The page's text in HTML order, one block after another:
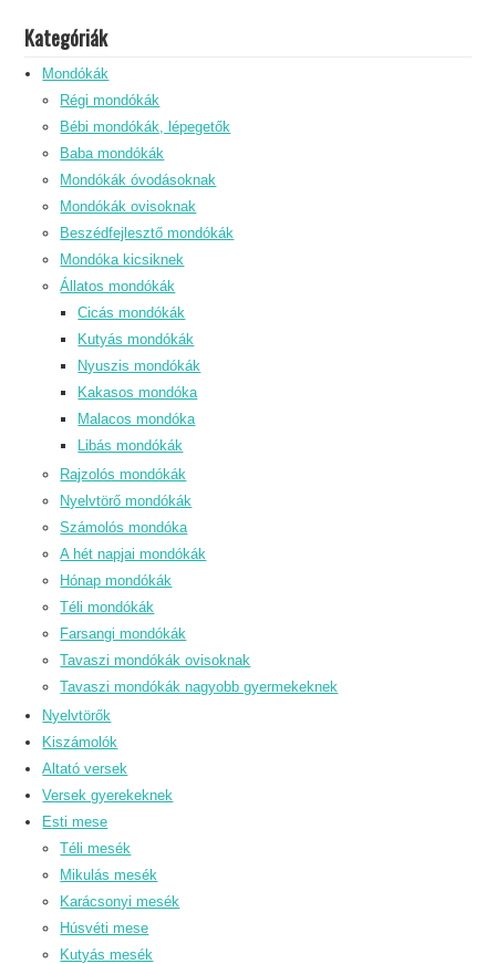
Kategóriák
Mondókák
Régi mondókák
Bébi mondókák, lépegetők
Baba mondókák
Mondókák óvodásoknak
Mondókák ovisoknak
Beszédfejlesztő mondókák
Mondóka kicsiknek
Állatos mondókák
Cicás mondókák
Kutyás mondókák
Nyuszis mondókák
Kakasos mondóka
Malacos mondóka
Libás mondókák
Rajzolós mondókák
Nyelvtörő mondókák
Számolós mondóka
A hét napjai mondókák
Hónap mondókák
Téli mondókák
Farsangi mondókák
Tavaszi mondókák ovisoknak
Tavaszi mondókák nagyobb gyermekeknek
Nyelvtörők
Kiszámolók
Altató versek
Versek gyerekeknek
Esti mese
Téli mesék
Mikulás mesék
Karácsonyi mesék
Húsvéti mese
Kutyás mesék